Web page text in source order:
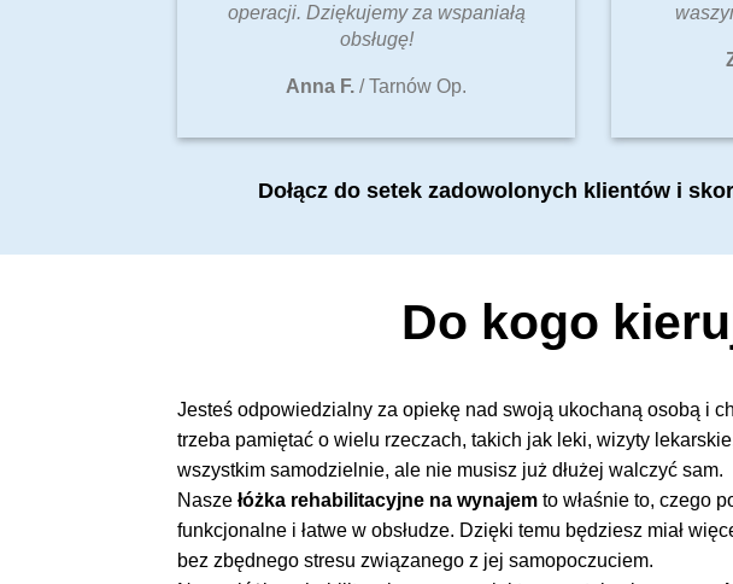
operacji. Dziękujemy za wspaniałą
obsługę!
Anna F. /Tarnów Op.
Dołącz do setek zadowolonych klientów i
Do kogo
Jesteś odpowiedzialny za opiekę nad swoją ukochaną osobą i
trzeba pamiętać o wielu rzeczach, takich jak leki, wizyty
wszystkim samodzielnie, ale nie musisz już dłużej walczyć sam.
Nasze łóżka rehabilitacyjne na wynajem to właśnie to, czego
funkcjonalne i łatwe w obsłudze. Dzięki temu będziesz miał
bez zbędnego stresu związanego z jej samopoczuciem.